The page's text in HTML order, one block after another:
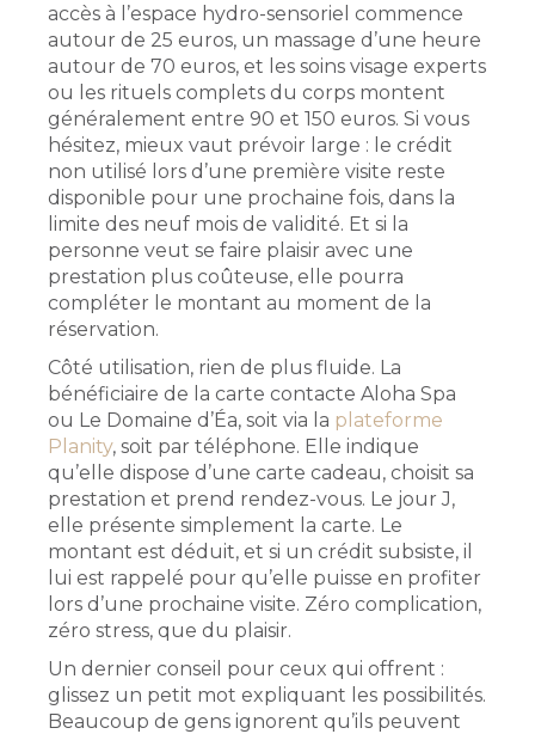
accès à l’espace hydro-sensoriel commence
autour de 25 euros, un massage d’une heure
autour de 70 euros, et les soins visage experts
ou les rituels complets du corps montent
généralement entre 90 et 150 euros. Si vous
hésitez, mieux vaut prévoir large : le crédit
non utilisé lors d’une première visite reste
disponible pour une prochaine fois, dans la
limite des neuf mois de validité. Et si la
personne veut se faire plaisir avec une
prestation plus coûteuse, elle pourra
compléter le montant au moment de la
réservation.
Côté utilisation, rien de plus fluide. La
bénéficiaire de la carte contacte Aloha Spa
ou Le Domaine d’Éa, soit via la plateforme
Planity, soit par téléphone. Elle indique
qu’elle dispose d’une carte cadeau, choisit sa
prestation et prend rendez-vous. Le jour J,
elle présente simplement la carte. Le
montant est déduit, et si un crédit subsiste, il
lui est rappelé pour qu’elle puisse en profiter
lors d’une prochaine visite. Zéro complication,
zéro stress, que du plaisir.
Un dernier conseil pour ceux qui offrent :
glissez un petit mot expliquant les possibilités.
Beaucoup de gens ignorent qu’ils peuvent